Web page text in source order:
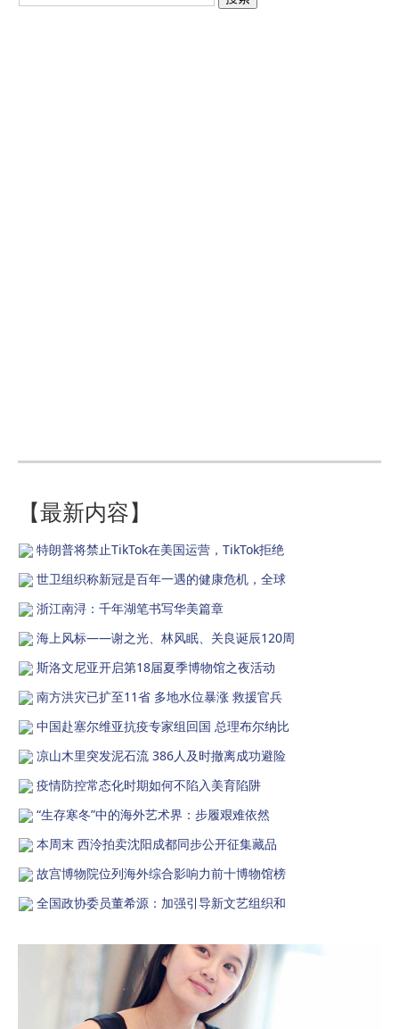
【最新内容】
特朗普将禁止TikTok在美国运营，TikTok拒绝
世卫组织称新冠是百年一遇的健康危机，全球
浙江南浔：千年湖笔书写华美篇章
海上风标——谢之光、林风眠、关良诞辰120周
斯洛文尼亚开启第18届夏季博物馆之夜活动
南方洪灾已扩至11省 多地水位暴涨 救援官兵
中国赴塞尔维亚抗疫专家组回国 总理布尔纳比
凉山木里突发泥石流 386人及时撤离成功避险
疫情防控常态化时期如何不陷入美育陷阱
“生存寒冬”中的海外艺术界：步履艰难依然
本周末 西泠拍卖沈阳成都同步公开征集藏品
故宫博物院位列海外综合影响力前十博物馆榜
全国政协委员董希源：加强引导新文艺组织和